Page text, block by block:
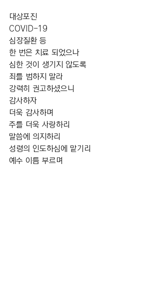
대상포진
COVID-19
심장질환 등
한 번은 치료 되었으나
심한 것이 생기지 않도록
죄를 범하지 말라
강력히 권고하셨으니
감사하자
더욱 감사하며
주를 더욱 사랑하리
말씀에 의지하리
성령의 인도하심에 맡기리
예수 이름 부르며